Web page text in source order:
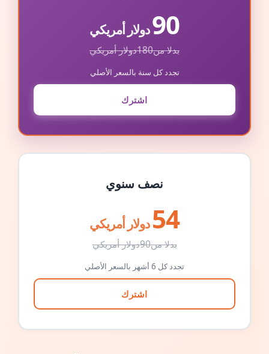
90دولار أمريكي
بدلا من180دولار أمريكي
تجدد كل سنة بالسعر الأصلي
اشترك
نصف سنوي
54 دولار أمريكي
بدلا من90دولار أمريكي
تجدد كل 6 أشهر بالسعر الأصلي
اشترك